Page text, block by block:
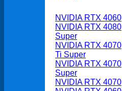
NVIDIA RTX 4060
NVIDIA RTX 4080
Super
NVIDIA RTX 4070
Ti Super
NVIDIA RTX 4070
Super
NVIDIA RTX 4070